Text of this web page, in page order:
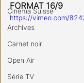
Cinéma Suisse
Archives
Carnet noir
Open Air
Série TV
FORMAT 16/9
https://vimeo.com/